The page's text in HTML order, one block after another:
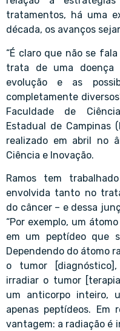
tratamentos, há uma
década, os avanços
“É claro que não se
trata de uma doença
evolução e as
completamente
Faculdade de
Estadual de Campinas
realizado em abril no
Ciência e Inovação.
Ramos tem
envolvida tanto no
do câncer – e dessa
“Por exemplo, um
em um peptídeo que
Dependendo do átomo
o tumor
irradiar o tumor
um anticorpo inteiro,
apenas peptídeos. Em
vantagem: a radiação é